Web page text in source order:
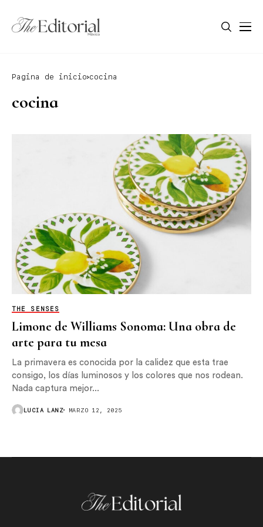
Pagina de inicio cocina
cocina
THE SENSES
Limone de Williams Sonoma: Una obra de
arte para tu mesa
La primavera es conocida por la calidez que esta trae
consigo, los días luminosos y los colores que nos rodean.
Nada captura mejor...
LUCIA LANZ MARZO 12, 2025